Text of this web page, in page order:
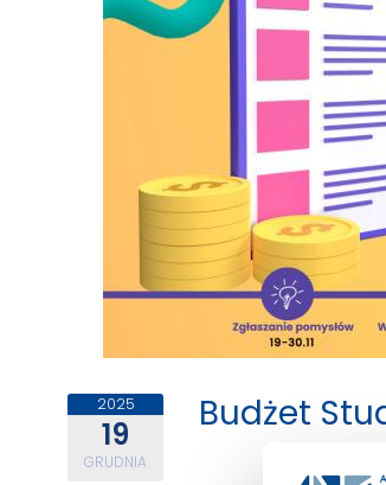
2025
19
GRUDNIA
Budżet